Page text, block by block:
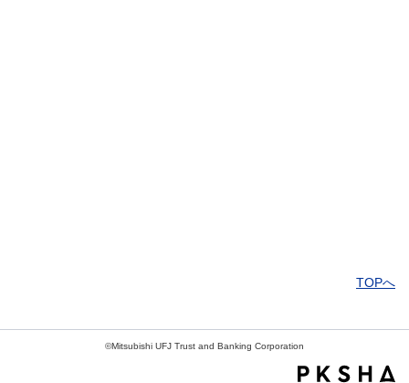
TOPへ
©Mitsubishi UFJ Trust and Banking Corporation